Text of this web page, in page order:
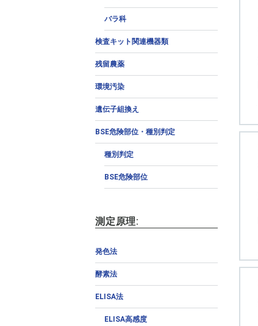
バラ科
検査キット関連機器類
残留農薬
環境汚染
遺伝子組換え
BSE危険部位・種別判定
種別判定
BSE危険部位
測定原理:
発色法
酵素法
ELISA法
ELISA高感度